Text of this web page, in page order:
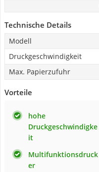
Technische Details
Modell
Druckgeschwindigkeit
Max. Papierzufuhr
Vorteile
hohe
Druckgeschwindigke
it
Multifunktionsdruck
er